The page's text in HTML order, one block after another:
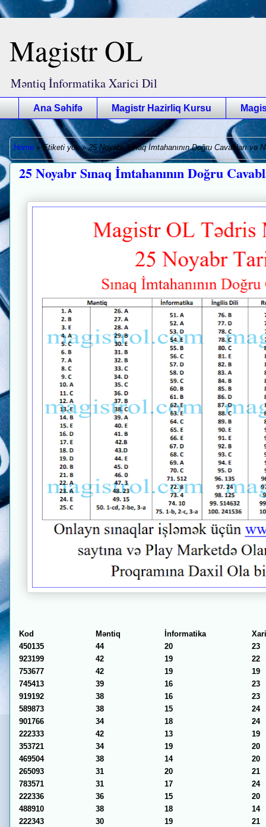
Magistr OL
Məntiq İnformatika Xarici Dil
Ana Səhifə Magistr Hazirliq Kursu
Home »Etiketi yok»25 Noyabr Sınaq İmtahanının Doğru Cavabları və
25 Noyabr Sınaq İmtahanının Doğru
Kod Məntiq İnformatika
450135
44 20
23
923199
42 19
22
753677
42 19
19
745413
39 16
23
919192
38 16
23
589873
38 15
24
901766
34 18
24
222333
42 13
19
353721
34 19
20
469504
38 14
20
265093
31 20
21
783571
31 17
24
222336
36 15
20
488910
38 18
14
222343
30 19
21